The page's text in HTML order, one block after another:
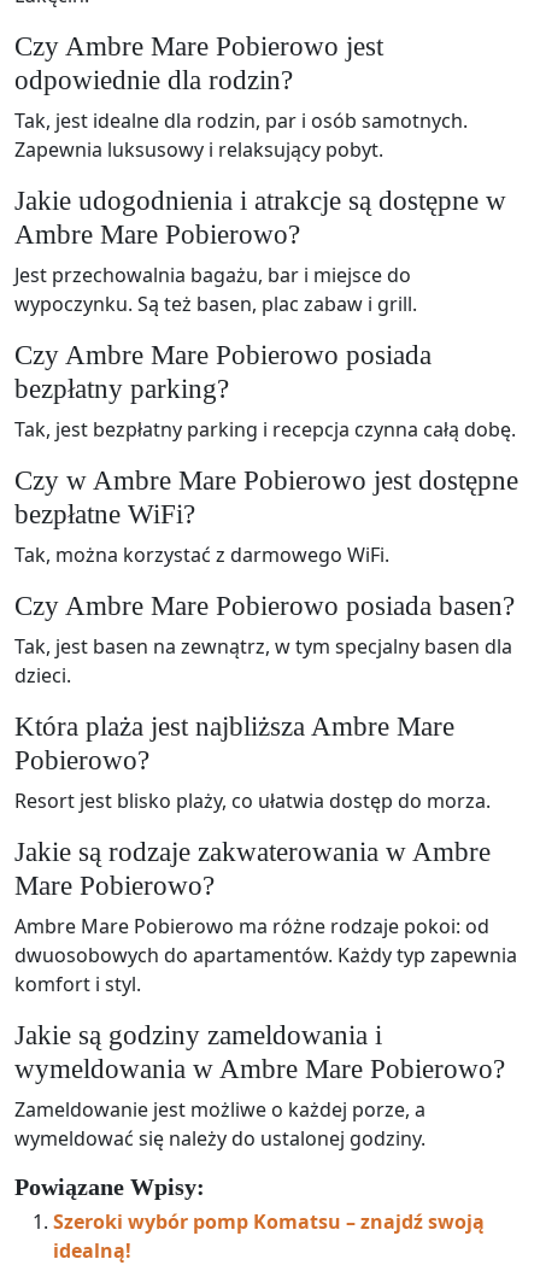
Czy Ambre Mare Pobierowo jest
odpowiednie dla rodzin?
Tak, jest idealne dla rodzin, par i osób samotnych.
Zapewnia luksusowy i relaksujący pobyt.
Jakie udogodnienia i atrakcje są dostępne w
Ambre Mare Pobierowo?
Jest przechowalnia bagażu, bar i miejsce do
wypoczynku. Są też basen, plac zabaw i grill.
Czy Ambre Mare Pobierowo posiada
bezpłatny parking?
Tak, jest bezpłatny parking i recepcja czynna całą dobę.
Czy w Ambre Mare Pobierowo jest dostępne
bezpłatne WiFi?
Tak, można korzystać z darmowego WiFi.
Czy Ambre Mare Pobierowo posiada basen?
Tak, jest basen na zewnątrz, w tym specjalny basen dla
dzieci.
Która plaża jest najbliższa Ambre Mare
Pobierowo?
Resort jest blisko plaży, co ułatwia dostęp do morza.
Jakie są rodzaje zakwaterowania w Ambre
Mare Pobierowo?
Ambre Mare Pobierowo ma różne rodzaje pokoi: od
dwuosobowych do apartamentów. Każdy typ zapewnia
komfort i styl.
Jakie są godziny zameldowania i
wymeldowania w Ambre Mare Pobierowo?
Zameldowanie jest możliwe o każdej porze, a
wymeldować się należy do ustalonej godziny.
Powiązane Wpisy:
Szeroki wybór pomp Komatsu – znajdź swoją
idealną!